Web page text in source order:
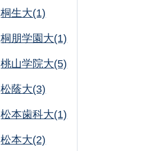
桐生大(1)
桐朋学園大(1)
桃山学院大(5)
松蔭大(3)
松本歯科大(1)
松本大(2)